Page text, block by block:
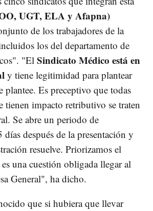
UGT, ELA y Afapna)
de los trabajadores de la
los del departamento de
"El Sindicato Médico está en
y tiene legitimidad para plantear
plantee. Es preceptivo que todas
tienen impacto retributivo se traten
Se abre un periodo de
días después de la presentación y
resuelve. Priorizamos el
una cuestión obligada llegar al
General", ha dicho.
que si hubiera que llevar